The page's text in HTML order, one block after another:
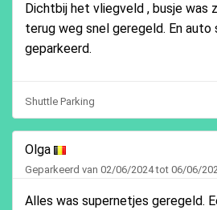
Dichtbij het vliegveld , busje was
terug weg snel geregeld. En auto
geparkeerd.
Shuttle Parking
Olga
Geparkeerd van 02/06/2024 tot 06/06/
Alles was supernetjes geregeld.